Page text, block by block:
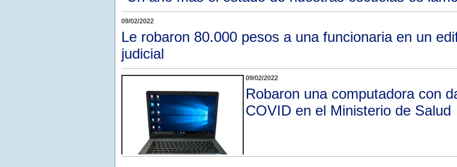
09/02/2022
Le robaron 80.000 pesos a una funcionaria en un
judicial
09/02/2022
Robaron una computadora con
COVID en el Ministerio de Salud